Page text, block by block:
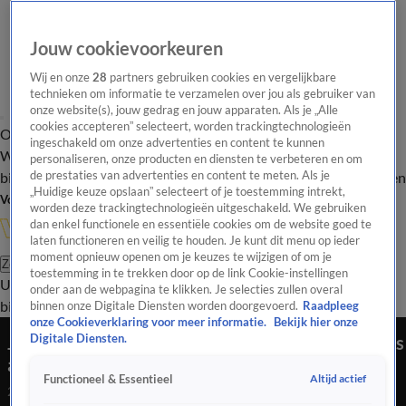
Overzicht Onze programma's Uitzendingen Onze gezichten
In de
WandelgangenInterviewsUitzending
bijwonenPodcastShopVeelgestelde vragenKijkersvraag insturen
Volg Vandaag Inside
Zoeken
UitzendingenVandaag InsideDe OranjezomerShopUitzending
bijwonen
Jakub Moder over adviseur Dick Advocaat: ‘He’s
a big guy!'
22 mrt 2026, 18:50
Jouw cookievoorkeuren
Wij en onze28 partners gebruiken cookies en vergelijkbare
technieken om informatie te verzamelen over jou als gebruiker van
onze website(s), jouw gedrag en jouw apparaten. Als je „Alle
cookies accepteren” selecteert, worden trackingtechnologieën
ingeschakeld om onze advertenties en content te kunnen
personaliseren, onze producten en diensten te verbeteren en om
de prestaties van advertenties en content te meten. Als je
„Huidige keuze opslaan” selecteert of je toestemming intrekt,
worden deze trackingtechnologieën uitgeschakeld. We gebruiken
dan enkel functionele en essentiële cookies om de website goed te
laten functioneren en veilig te houden. Je kunt dit menu op ieder
moment opnieuw openen om je keuzes te wijzigen of om je
toestemming in te trekken door op de link Cookie-instellingen
onder aan de webpagina te klikken. Je selecties zullen overal
binnen onze Digitale Diensten worden doorgevoerd. Raadpleeg
onze Cookieverklaring voor meer informatie.
Bekijk hier onze
Digitale Diensten.
Functioneel & Essentieel Altijd actief